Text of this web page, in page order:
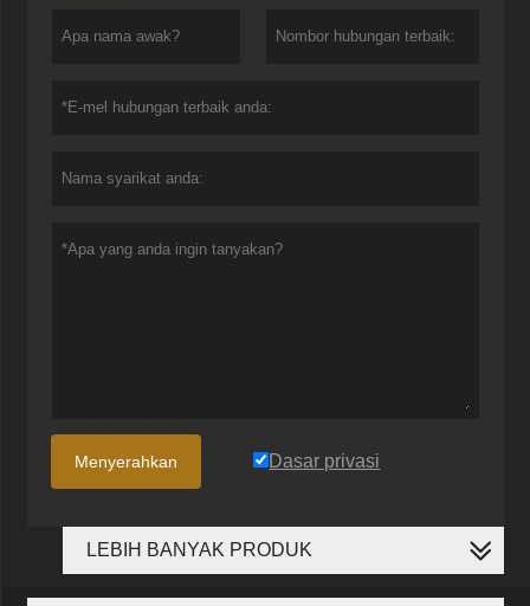
Menyerahkan Dasar privasi
LEBIH BANYAK PRODUK